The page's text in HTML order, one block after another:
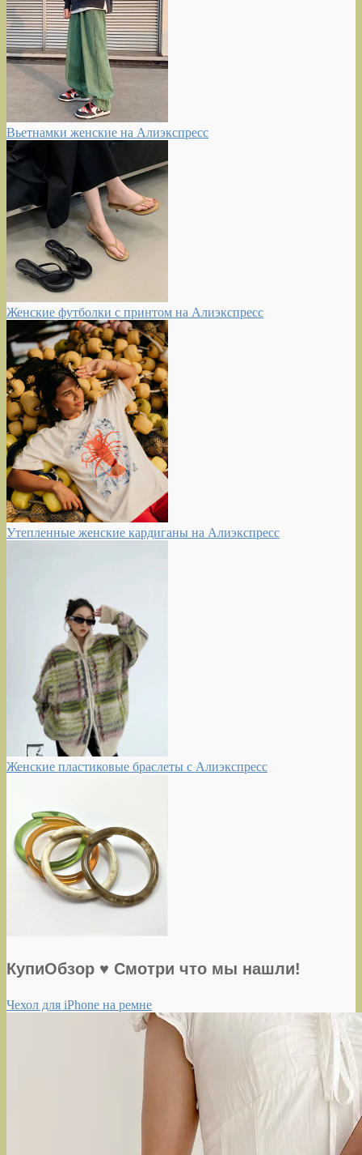
Вьетнамки женские на Алиэкспресс
Женские футболки с принтом на Алиэкспресс
Утепленные женские кардиганы на Алиэкспресс
Женские пластиковые браслеты с Алиэкспресс
КупиОбзор ♥ Смотри что мы нашли!
Чехол для iPhone на ремне